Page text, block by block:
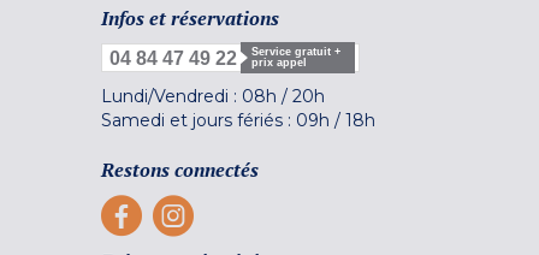
Infos et réservations
04 84 47 49 22
Service gratuit +
prix appel
Lundi/Vendredi : 08h / 20h
Samedi et jours fériés : 09h / 18h
Restons connectés